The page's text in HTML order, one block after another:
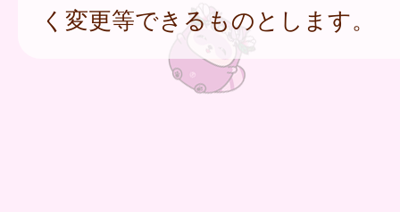
く変更等できるものとします。